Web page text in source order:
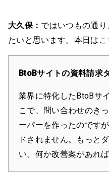
大久保： ではいつもの通
たいと思います。本日はこ
BtoBサイトの資料請求
業界に特化したBtoBサ
こで、問い合わせのき
ーパーを作ったのです
ドされません。もっと
い。何か改善案があれ